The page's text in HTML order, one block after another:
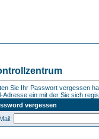
Sie Ihr Passwort vergessen
Adresse ein mit der Sie sich
vergessen